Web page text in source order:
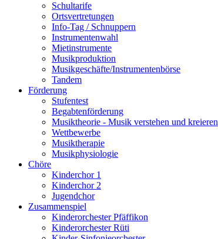
Schultarife
Ortsvertretungen
Info-Tag / Schnuppern
Instrumentenwahl
Mietinstrumente
Musikproduktion
Musikgeschäfte/Instrumentenbörse
Tandem
Förderung
Stufentest
Begabtenförderung
Musiktheorie - Musik verstehen und kreieren
Wettbewerbe
Musiktherapie
Musikphysiologie
Chöre
Kinderchor 1
Kinderchor 2
Jugendchor
Zusammenspiel
Kinderorchester Pfäffikon
Kinderorchester Rüti